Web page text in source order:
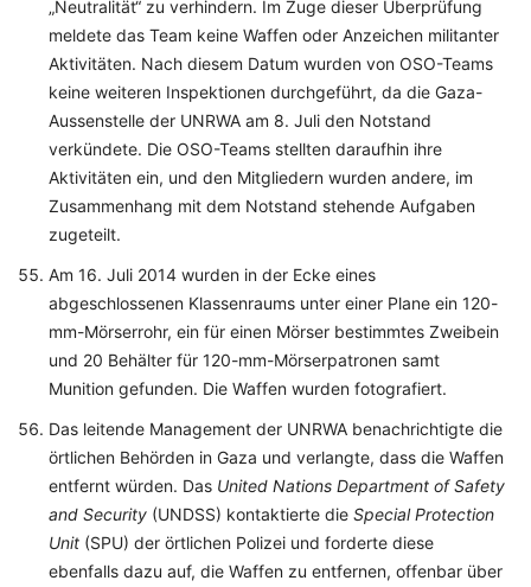
„Neutralität“ zu verhindern. Im Zuge dieser Überprüfung
meldete das Team keine Waffen oder Anzeichen militanter
Aktivitäten. Nach diesem Datum wurden von OSO-Teams
keine weiteren Inspektionen durchgeführt, da die Gaza-
Aussenstelle der UNRWA am 8. Juli den Notstand
verkündete. Die OSO-Teams stellten daraufhin ihre
Aktivitäten ein, und den Mitgliedern wurden andere, im
Zusammenhang mit dem Notstand stehende Aufgaben
zugeteilt.
Am 16. Juli 2014 wurden in der Ecke eines
abgeschlossenen Klassenraums unter einer Plane ein 120-
mm-Mörserrohr, ein für einen Mörser bestimmtes Zweibein
und 20 Behälter für 120-mm-Mörserpatronen samt
Munition gefunden. Die Waffen wurden fotografiert.
Das leitende Management der UNRWA benachrichtigte die
örtlichen Behörden in Gaza und verlangte, dass die Waffen
entfernt würden. Das United Nations Department of Safety
and Security (UNDSS) kontaktierte die Special Protection
Unit (SPU) der örtlichen Polizei und forderte diese
ebenfalls dazu auf, die Waffen zu entfernen, offenbar über